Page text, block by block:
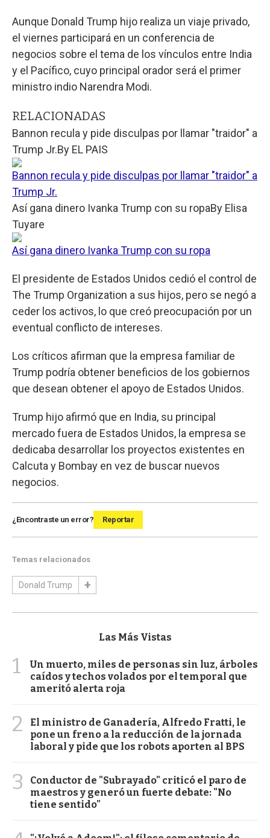
Aunque Donald Trump hijo realiza un viaje privado,
el viernes participará en un conferencia de
negocios sobre el tema de los vínculos entre India
y el Pacífico, cuyo principal orador será el primer
ministro indio Narendra Modi.
RELACIONADAS
Bannon recula y pide disculpas por llamar "traidor" a
Trump Jr.By EL PAIS
Bannon recula y pide disculpas por llamar "traidor" a
Trump Jr.
Así gana dinero Ivanka Trump con su ropaBy Elisa
Tuyare
Así gana dinero Ivanka Trump con su ropa
El presidente de Estados Unidos cedió el control de
The Trump Organization a sus hijos, pero se negó a
ceder los activos, lo que creó preocupación por un
eventual conflicto de intereses.
Los críticos afirman que la empresa familiar de
Trump podría obtener beneficios de los gobiernos
que desean obtener el apoyo de Estados Unidos.
Trump hijo afirmó que en India, su principal
mercado fuera de Estados Unidos, la empresa se
dedicaba desarrollar los proyectos existentes en
Calcuta y Bombay en vez de buscar nuevos
negocios.
¿Encontraste un error? Reportar
Temas relacionados
Donald Trump
Las Más Vistas
1
Un muerto, miles de personas sin luz, árboles
caídos y techos volados por el temporal que
ameritó alerta roja
2
El ministro de Ganadería, Alfredo Fratti, le
pone un freno a la reducción de la jornada
laboral y pide que los robots aporten al BPS
3
Conductor de "Subrayado" criticó el paro de
maestros y generó un fuerte debate: "No
tiene sentido"